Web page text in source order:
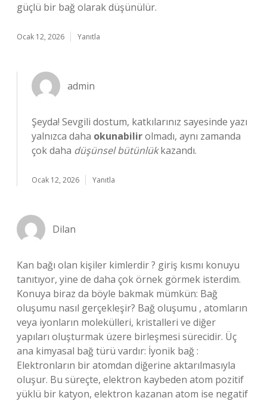
güçlü bir bağ olarak düşünülür.
Ocak 12, 2026 Yanıtla
admin
Şeyda! Sevgili dostum, katkılarınız sayesinde yazı
yalnızca daha okunabilirolmadı, aynı zamanda
çok daha düşünsel bütünlükkazandı.
Ocak 12, 2026 Yanıtla
Dilan
Kan bağı olan kişiler kimlerdir ? giriş kısmı konuyu
tanıtıyor, yine de daha çok örnek görmek isterdim.
Konuya biraz da böyle bakmak mümkün: Bağ
oluşumu nasıl gerçekleşir? Bağ oluşumu , atomların
veya iyonların molekülleri, kristalleri ve diğer
yapıları oluşturmak üzere birleşmesi sürecidir. Üç
ana kimyasal bağ türü vardır: İyonik bağ :
Elektronların bir atomdan diğerine aktarılmasıyla
oluşur. Bu süreçte, elektron kaybeden atom pozitif
yüklü bir katyon, elektron kazanan atom ise negatif